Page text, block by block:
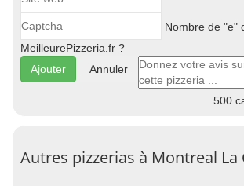
Nombre de "e"
MeilleurePizzeria.fr ?
Annuler
500
Autres pizzerias à Montreal La